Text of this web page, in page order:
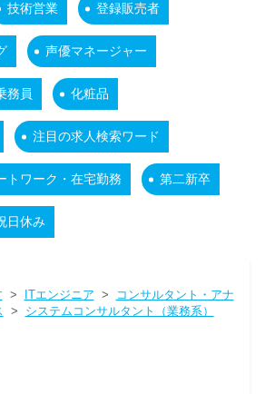
技術営業 登録販売者
声優マネージャー
務員 化粧品
注目の求人検索ワード
トワーク・在宅勤務 第二新卒
日休み
> ITエンジニア >
コンサルタント・アナ
> システムコンサルタント（業務系）